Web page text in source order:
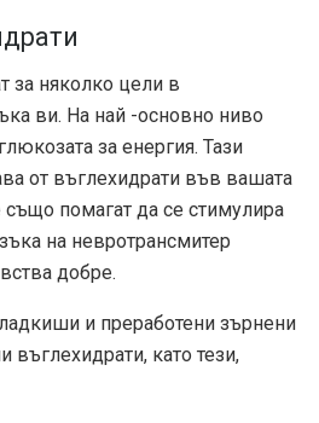
за няколко цели в
ви. На най -основно ниво
за енергия. Тази
от въглехидрати във вашата
също помагат да се стимулира
на невротрансмитер
добре.
и преработени зърнени
въглехидрати, като тези,